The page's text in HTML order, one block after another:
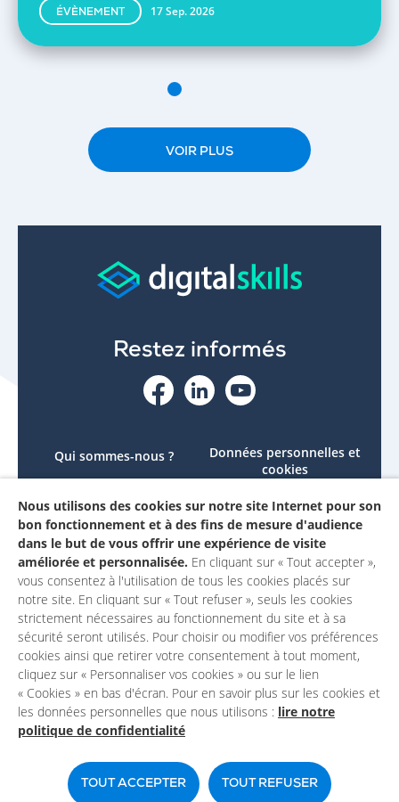
ÉVÈNEMENT 17 Sep. 2026
VOIR PLUS
Restez informés
Qui sommes-nous ?
Le projet
Contactez-nous
Mon compte
Données personnelles et
cookies
Accessibilité : non
conforme
Mentions légales
Un site du
Nous utilisons des cookies sur notre site Internet pour son
bon fonctionnement et à des fins de mesure d'audience
dans le but de vous offrir une expérience de visite
améliorée et personnalisée. En cliquant sur « Tout accepter »,
vous consentez à l'utilisation de tous les cookies placés sur
notre site. En cliquant sur « Tout refuser », seuls les cookies
strictement nécessaires au fonctionnement du site et à sa
sécurité seront utilisés. Pour choisir ou modifier vos préférences
cookies ainsi que retirer votre consentement à tout moment,
cliquez sur « Personnaliser vos cookies » ou sur le lien
« Cookies » en bas d'écran. Pour en savoir plus sur les cookies et
les données personnelles que nous utilisons : lire notre
politique de confidentialité
TOUT ACCEPTER TOUT REFUSER